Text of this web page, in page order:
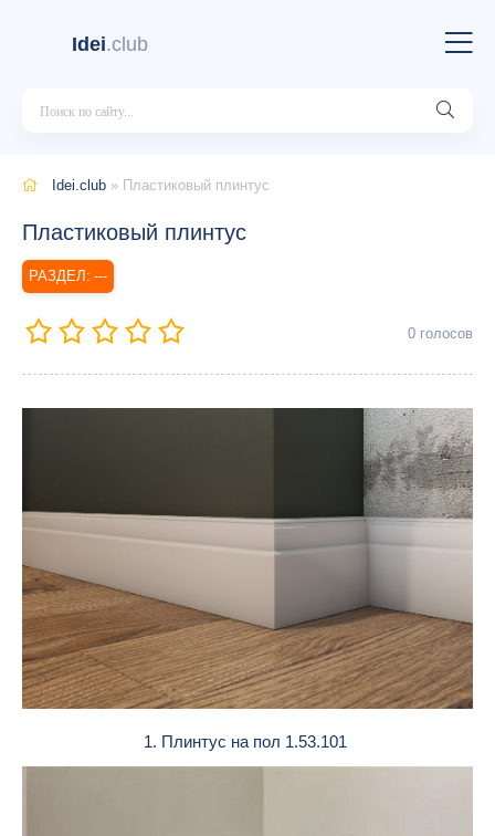
Idei.club
Idei.club » Пластиковый плинтус
Пластиковый плинтус
---
0 голосов
1. Плинтус на пол 1.53.101